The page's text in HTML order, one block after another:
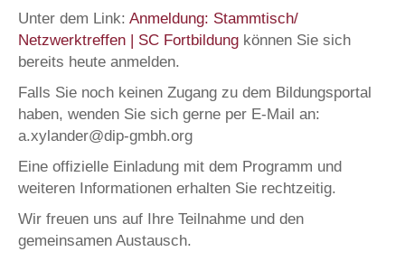
Unter dem Link: Anmeldung: Stammtisch/
Netzwerktreffen | SC Fortbildung können Sie sich
bereits heute anmelden.
Falls Sie noch keinen Zugang zu dem Bildungsportal
haben, wenden Sie sich gerne per E-Mail an:
a.xylander@dip-gmbh.org
Eine offizielle Einladung mit dem Programm und
weiteren Informationen erhalten Sie rechtzeitig.
Wir freuen uns auf Ihre Teilnahme und den
gemeinsamen Austausch.